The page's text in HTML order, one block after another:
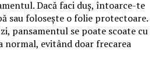
Dacă faci duș, întoarce-te
sau folosește o folie protectoare.
pansamentul se poate scoate cu
normal, evitând doar frecarea